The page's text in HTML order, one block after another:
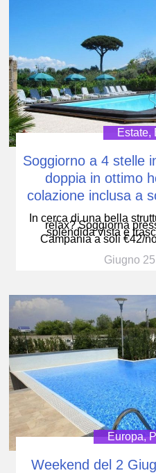
Estate,
Soggiorno a 4 stelle
doppia in ottimo
colazione inclusa a
In cerca di una bella
relax? Soggiorna
splendida vista e
Campania a soli €42/
Giugno
Europa,
Weekend del 2